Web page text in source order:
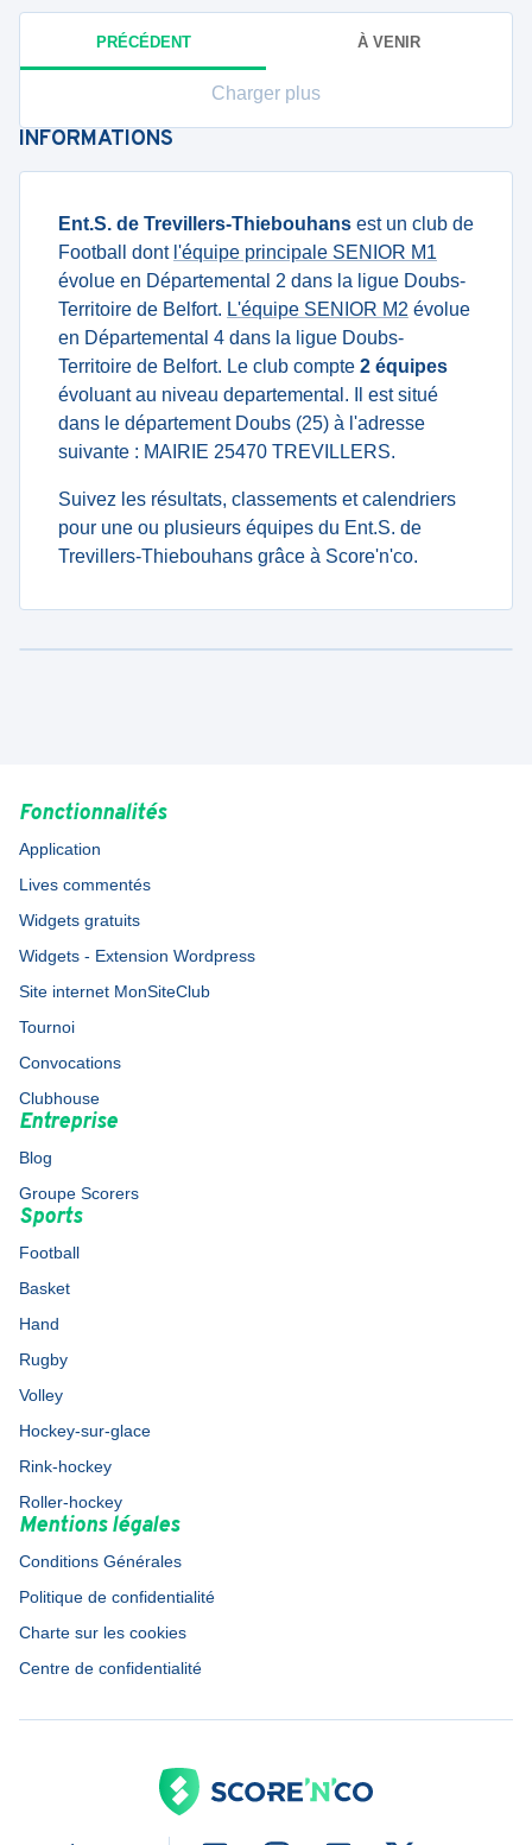
PRÉCÉDENT À VENIR
Charger plus
INFORMATIONS
Ent.S. de Trevillers-Thiebouhans est un club de
Football dont l'équipe principale SENIOR M1
évolue en Départemental 2 dans la ligue Doubs-
Territoire de Belfort. L'équipe SENIOR M2 évolue
en Départemental 4 dans la ligue Doubs-
Territoire de Belfort. Le club compte 2 équipes
évoluant au niveau departemental. Il est situé
dans le département Doubs (25) à l'adresse
suivante : MAIRIE 25470 TREVILLERS.
Suivez les résultats, classements et calendriers
pour une ou plusieurs équipes du Ent.S. de
Trevillers-Thiebouhans grâce à Score'n'co.
Fonctionnalités
Application
Lives commentés
Widgets gratuits
Widgets - Extension Wordpress
Site internet MonSiteClub
Tournoi
Convocations
Clubhouse
Entreprise
Blog
Groupe Scorers
Sports
Football
Basket
Hand
Rugby
Volley
Hockey-sur-glace
Rink-hockey
Roller-hockey
Mentions légales
Conditions Générales
Politique de confidentialité
Charte sur les cookies
Centre de confidentialité